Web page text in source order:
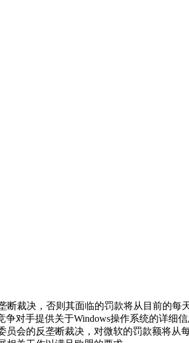
裁决，否则其面临的罚款将从目前的每
对手提供关于Windows操作系统的详细
会的反垄断裁决，对微软的罚款额将从